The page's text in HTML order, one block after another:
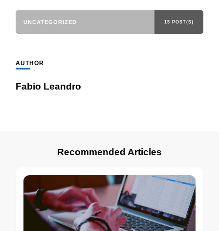
UNCATEGORIZED 15 POST(S)
AUTHOR
Fabio Leandro
Recommended Articles